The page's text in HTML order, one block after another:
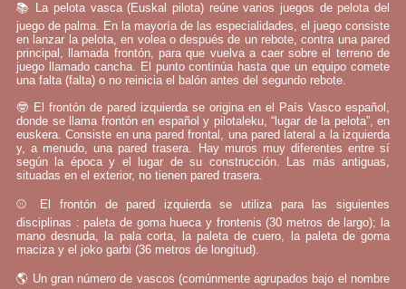
📚 La pelota vasca (Euskal pilota) reúne varios juegos de pelota del
juego de palma. En la mayoría de las especialidades, el juego consiste
en lanzar la pelota, en volea o después de un rebote, contra una pared
principal, llamada frontón, para que vuelva a caer sobre el terreno de
juego llamado cancha. El punto continúa hasta que un equipo comete
una falta (falta) o no reinicia el balón antes del segundo rebote.
🤓 El frontón de pared izquierda se origina en el País Vasco español,
donde se llama frontón en español y pilotaleku, “lugar de la pelota”, en
euskera. Consiste en una pared frontal, una pared lateral a la izquierda
y, a menudo, una pared trasera. Hay muros muy diferentes entre sí
según la época y el lugar de su construcción. Las más antiguas,
situadas en el exterior, no tienen pared trasera.
⚾ El frontón de pared izquierda se utiliza para las siguientes
disciplinas : paleta de goma hueca y frontenis (30 metros de largo); la
mano desnuda, la pala corta, la paleta de cuero, la paleta de goma
maciza y el joko garbi (36 metros de longitud).
🌎 Un gran número de vascos (comúnmente agrupados bajo el nombre